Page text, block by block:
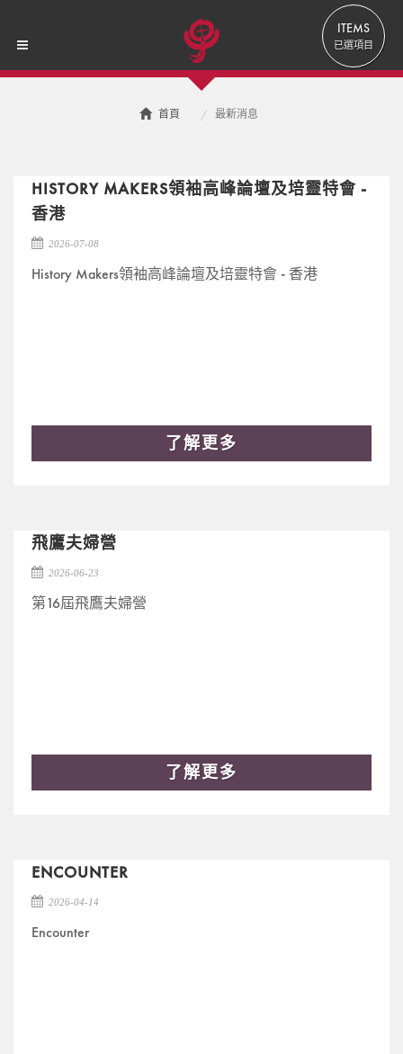
ITEMS
已選項目
最新消息
首頁 最新消息
HISTORY MAKERS領袖高峰論壇及培靈特會 -
香港
2026-07-08
History Makers領袖高峰論壇及培靈特會 - 香港
了解更多
飛鷹夫婦營
2026-06-23
第16屆飛鷹夫婦營
了解更多
ENCOUNTER
2026-04-14
Encounter